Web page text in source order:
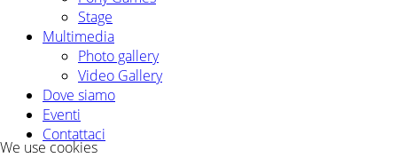
Stage
Multimedia
Photo gallery
Video Gallery
Dove siamo
Eventi
Contattaci
We use cookies